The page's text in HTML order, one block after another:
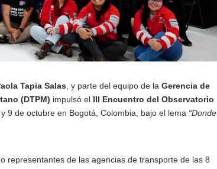
Tapia Salas , y parte del equipo de la Gerencia de
(DTPM) impulsó el III Encuentro del Observatorio
y 9 de octubre en Bogotá, Colombia, bajo el lema “Donde
representantes de las agencias de transporte de las 8